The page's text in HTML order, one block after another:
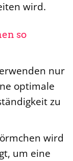
wird.
so
nur
optimale
zu
wird
um eine